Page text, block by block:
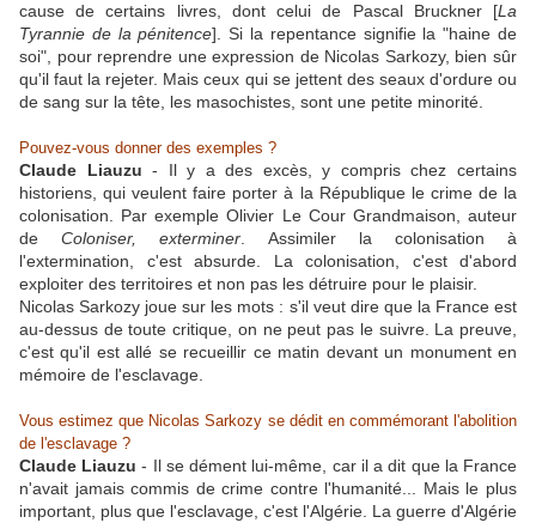
cause de certains livres, dont celui de Pascal Bruckner [La
Tyrannie de la pénitence]. Si la repentance signifie la "haine de
soi", pour reprendre une expression de Nicolas Sarkozy, bien sûr
qu'il faut la rejeter. Mais ceux qui se jettent des seaux d'ordure ou
de sang sur la tête, les masochistes, sont une petite minorité.
Pouvez-vous donner des exemples ?
Claude Liauzu - Il y a des excès, y compris chez certains
historiens, qui veulent faire porter à la République le crime de la
colonisation. Par exemple Olivier Le Cour Grandmaison, auteur
deColoniser, exterminer . Assimiler la colonisation à
l'extermination, c'est absurde. La colonisation, c'est d'abord
exploiter des territoires et non pas les détruire pour le plaisir.
Nicolas Sarkozy joue sur les mots : s'il veut dire que la France est
au-dessus de toute critique, on ne peut pas le suivre. La preuve,
c'est qu'il est allé se recueillir ce matin devant un monument en
mémoire de l'esclavage.
Vous estimez que Nicolas Sarkozy se dédit en commémorant l'abolition
de l'esclavage ?
Claude Liauzu - Il se dément lui-même, car il a dit que la France
n'avait jamais commis de crime contre l'humanité... Mais le plus
important, plus que l'esclavage, c'est l'Algérie. La guerre d'Algérie